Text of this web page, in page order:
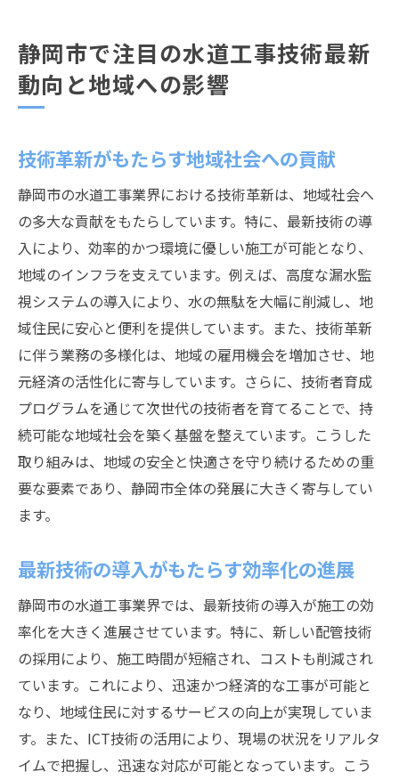
例
技術革新による災害対策の強化
未来を見据えた持続可能な水道工事のビジ
スマートテクノロジーの導入事例
地域特性を考慮した革新的技術の採用
水道インフラの近代化とその利点
革新技術による安全性と衛生管理の向上
住民参加型の技術革新プロジェクト
持続可能な水道工事技術が静岡市にもたらす利
点
環境負荷を軽減する新技術の紹介
コスト削減と効率化の両立を目指す取り組
み
地域経済へのポジティブな影響
持続可能性を考慮した技術者育成プログラ
ム
最新技術で水道工事を進化させる静岡市の取り
組み
最新技術のテストと評価のプロセス
技術者のスキル向上を支える教育プログラ
ム
静岡市で注目の水道工事技術最新
動向と地域への影響
技術革新がもたらす地域社会への貢献
静岡市の水道工事業界における技術革新は、地域社会へ
の多大な貢献をもたらしています。特に、最新技術の導
入により、効率的かつ環境に優しい施工が可能となり、
地域のインフラを支えています。例えば、高度な漏水監
視システムの導入により、水の無駄を大幅に削減し、地
域住民に安心と便利を提供しています。また、技術革新
に伴う業務の多様化は、地域の雇用機会を増加させ、地
元経済の活性化に寄与しています。さらに、技術者育成
プログラムを通じて次世代の技術者を育てることで、持
続可能な地域社会を築く基盤を整えています。こうした
取り組みは、地域の安全と快適さを守り続けるための重
要な要素であり、静岡市全体の発展に大きく寄与してい
ます。
最新技術の導入がもたらす効率化の進展
静岡市の水道工事業界では、最新技術の導入が施工の効
率化を大きく進展させています。特に、新しい配管技術
の採用により、施工時間が短縮され、コストも削減され
ています。これにより、迅速かつ経済的な工事が可能と
なり、地域住民に対するサービスの向上が実現していま
す。また、ICT技術の活用により、現場の状況をリアルタ
イムで把握し、迅速な対応が可能となっています。こう